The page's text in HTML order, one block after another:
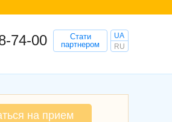
74-00
Стати
партнером
UA
RU
на прием